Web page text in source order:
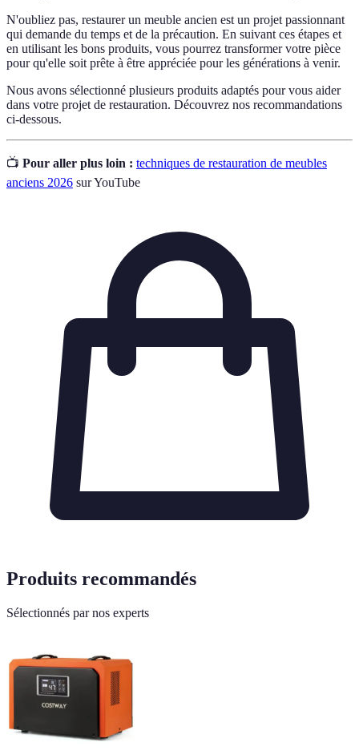
N'oubliez pas, restaurer un meuble ancien est un projet passionnant
qui demande du temps et de la précaution. En suivant ces étapes et
en utilisant les bons produits, vous pourrez transformer votre pièce
pour qu'elle soit prête à être appréciée pour les générations à venir.
Nous avons sélectionné plusieurs produits adaptés pour vous aider
dans votre projet de restauration. Découvrez nos recommandations
ci-dessous.
📺 Pour aller plus loin : techniques de restauration de meubles
anciens 2026 sur YouTube
Produits recommandés
Sélectionnés par nos experts